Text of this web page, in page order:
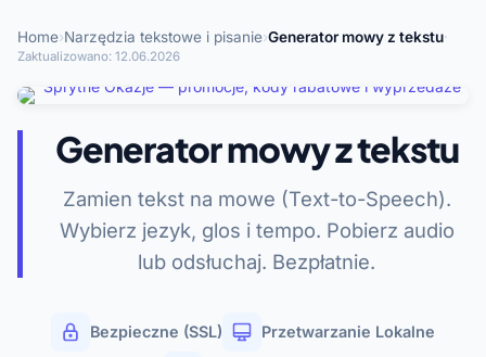
Home›Narzędzia tekstowe i pisanie›Generator mowy z tekstu·
Zaktualizowano: 12.06.2026
Generator mowy z tekstu
Zamien tekst na mowe (Text-to-Speech).
Wybierz jezyk, glos i tempo. Pobierz audio
lub odsłuchaj. Bezpłatnie.
Bezpieczne (SSL) Przetwarzanie Lokalne